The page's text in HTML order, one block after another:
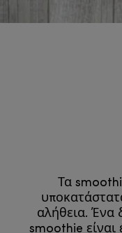
Τα
αλήθεια. Ένα
smoothie είναι